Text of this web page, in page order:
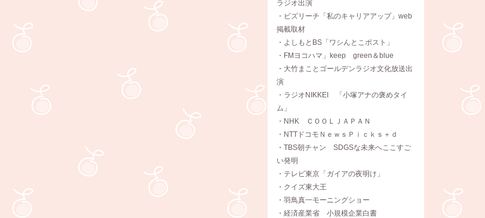
ラジオ出演
・ビズリーチ「私のキャリアアップ」web
掲載取材
・よしもとBS「ワシんとこポスト」
・FMヨコハマ」keep green＆blue
・大竹まことゴールデンラジオ文化放送出
演
・ラジオNIKKEI 「小塚アナの褒めタイ
ム」
・NHK ＣＯＯＬＪＡＰＡＮ
・NTTドコモＮｅｗｓＰｉｃｋｓ＋ｄ
・TBS朝チャン SDGSな未来へここすご
い発明
・テレビ東京「ガイアの夜明け」
・クイズ東大王
・羽鳥真一モーニングショー
・経済産業省 小規模企業白書